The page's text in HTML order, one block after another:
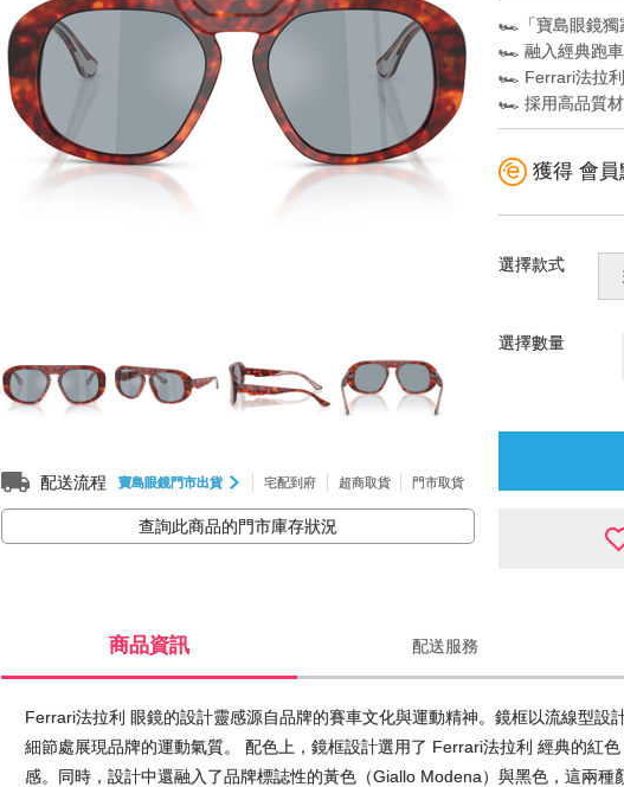
配送流程 寶島眼鏡門市出貨 宅配到府 超商取貨 門市取貨
查詢此商品的門市庫存狀況
🏎️「寶島眼鏡獨
🏎️ 融入經典跑車
🏎️ Ferrari法拉利
🏎️ 採用高品質材
獲得 會員
選擇款式
選擇數量
商品資訊 配送服務
Ferrari法拉利 眼鏡的設計靈感源自品牌的賽車文化與運動精神。鏡框以流線型
細節處展現品牌的運動氣質。 配色上，鏡框設計選用了 Ferrari法拉利 經典的紅
感。同時，設計中還融入了品牌標誌性的黃色（Giallo Modena）與黑色，這兩